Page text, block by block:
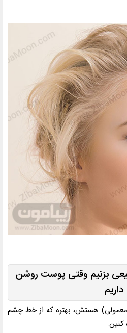
بزنیم وقتی پوست روشن
داریم
معمولی) هستش، بهتره که از خط چشم